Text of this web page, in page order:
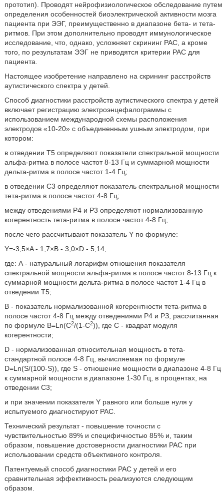
прототип). Проводят нейрофизиологическое обследование путем
определения особенностей биоэлектрической активности мозга
пациента при ЭЭГ, преимущественно в диапазоне бета- и тета-
ритмов. При этом дополнительно проводят иммунологическое
исследование, что, однако, усложняет скрининг РАС, а кроме
того, по результатам ЭЭГ не приводятся критерии РАС для
пациента.
Настоящее изобретение направлено на скрининг расстройств
аутистического спектра у детей.
Способ диагностики расстройств аутистического спектра у детей
включает регистрацию электроэнцефалограммы с
использованием международной схемы расположения
электродов «10-20» с объединенным ушным электродом, при
котором:
в отведении Т5 определяют показатели спектральной мощности
альфа-ритма в полосе частот 8-13 Гц и суммарной мощности
дельта-ритма в полосе частот 1-4 Гц;
в отведении С3 определяют показатель спектральной мощности
тета-ритма в полосе частот 4-8 Гц;
между отведениями Р4 и Р3 определяют нормализованную
когерентность тета-ритма в полосе частот 4-8 Гц;
после чего рассчитывают показатель Υ по формуле:
Υ=-3,5×Α - 1,7×В - 3,0×D - 5,14;
где: А - натуральный логарифм отношения показателя
спектральной мощности альфа-ритма в полосе частот 8-13 Гц к
суммарной мощности дельта-ритма в полосе частот 1-4 Гц в
отведении Т5;
В - показатель нормализованной когерентности тета-ритма в
полосе частот 4-8 Гц между отведениями Р4 и РЗ, рассчитанная
по формуле В=Ln(C2/(1-С2)), где С - квадрат модуля
когерентности;
D - нормализованная относительная мощность в тета-
стандартной полосе 4-8 Гц, вычисляемая по формуле
D=Ln(S/(100-S)), где S - отношение мощности в диапазоне 4-8 Гц
к суммарной мощности в диапазоне 1-30 Гц, в процентах, на
отведении С3;
и при значении показателя Υ равного или больше нуля у
испытуемого диагностируют РАС.
Технический результат - повышение точности с
чувствительностью 89% и специфичностью 85% и, таким
образом, повышение достоверности диагностики РАС при
использовании средств объективного контроля.
Патентуемый способ диагностики РАС у детей и его
сравнительная эффективность реализуются следующим
образом.